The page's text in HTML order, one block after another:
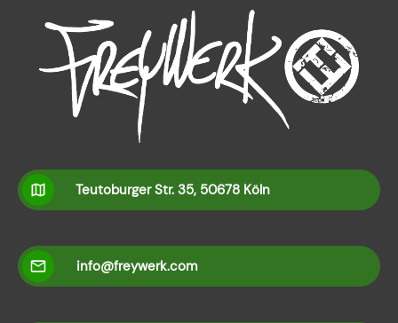
Teutoburger Str. 35, 50678 Köln
info@freywerk.com